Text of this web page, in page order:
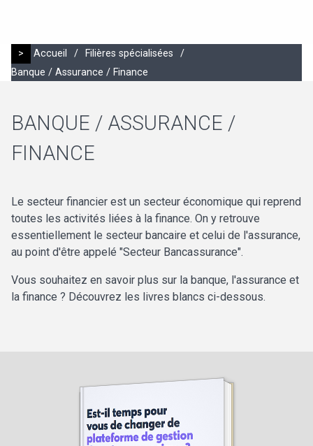
> Accueil / Filières spécialisées
/
Banque / Assurance / Finance
BANQUE / ASSURANCE /
FINANCE
Le secteur financier est un secteur économique qui reprend
toutes les activités liées à la finance. On y retrouve
essentiellement le secteur bancaire et celui de l'assurance,
au point d'être appelé "Secteur Bancassurance".
Vous souhaitez en savoir plus sur la banque, l'assurance et
la finance ? Découvrez les livres blancs ci-dessous.